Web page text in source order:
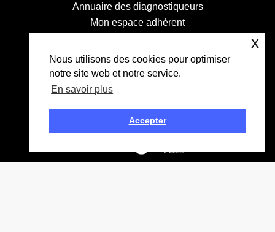
Annuaire des diagnostiqueurs
Mon espace adhérent
Contact
04 81 09 71 90
Nous utilisons des cookies pour optimiser
notre site web et notre service.
En savoir plus
Accepter
x